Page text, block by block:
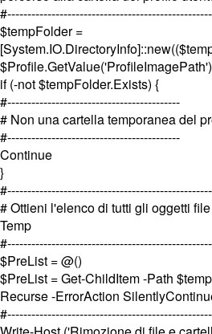
$tempFolder =
if (-not $tempFolder.Exists) {
#-------------------------------------------
# Non una cartella temporanea del
#-------------------------------------------
Continue
}
# Ottieni l'elenco di tutti gli oggetti
Temp
$PreList = @()
$PreList = Get-ChildItem -Path
Recurse -ErrorAction